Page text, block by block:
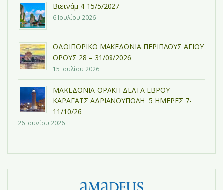
Βιετνάμ 4-15/5/2027
6 Ιουλίου 2026
ΟΔΟΙΠΟΡΙΚΟ ΜΑΚΕΔΟΝΙΑ ΠΕΡΙΠΛΟΥΣ ΑΓΙΟΥ
ΟΡΟΥΣ 28 – 31/08/2026
15 Ιουλίου 2026
ΜΑΚΕΔΟΝΙΑ-ΘΡΑΚΗ ΔΕΛΤΑ ΕΒΡΟΥ-
ΚΑΡΑΓΑΤΣ ΑΔΡΙΑΝΟΥΠΟΛΗ 5 ΗΜΕΡΕΣ 7-
11/10/26
26 Ιουνίου 2026